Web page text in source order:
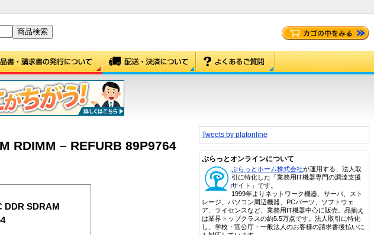
RDIMM – REFURB 89P9764
DDR SDRAM
Tweets by platonline
ぷらっとオンラインについて
ぷらっとホーム株式会社が運用する、法人取
引に特化した「業務用IT機器専門の調達支援
サイト」です。
1999年よりネットワーク機器、サーバ、スト
レージ、パソコン周辺機器、PCパーツ、ソフトウェ
ア、ライセンスなど、業務用IT機器中心に販売。品揃え
は業界トップクラスの約5.5万点です。法人取引に特化
し、学校・官公庁・一般法人のお客様の請求書後払いに